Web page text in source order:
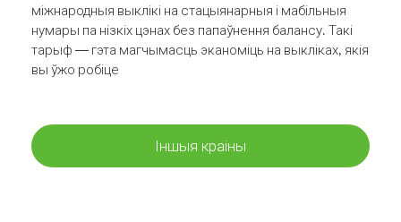
міжнародныя выклікі на стацыянарныя і мабільныя
нумары па нізкіх цэнах без папаўнення балансу. Такі
тарыф — гэта магчымасць эканоміць на выкліках, якія
вы ўжо робіце
Іншыя краіны